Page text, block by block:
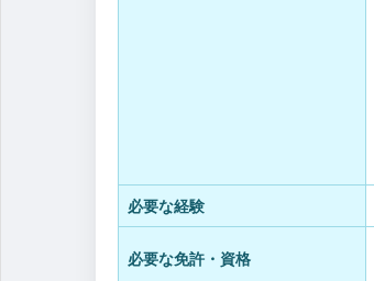
必要な経験
必要な免許・資格